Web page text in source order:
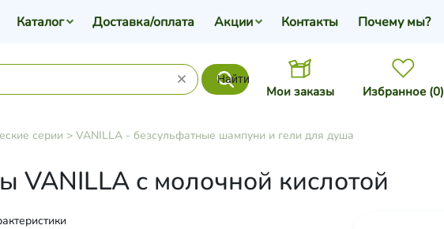
Найти
Мои заказы Избранное (0)
Каталог Доставка/оплата Акции Контакты Почему мы?
серии > VANILLA - безсульфатные шампуни и гели для душа
VANILLA с молочной кислотой